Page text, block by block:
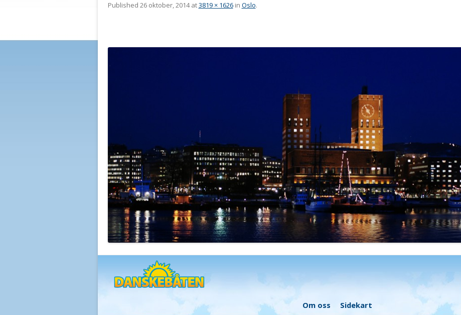
Published 26 oktober, 2014at3819 × 1626in Oslo.
Om oss Sidekart